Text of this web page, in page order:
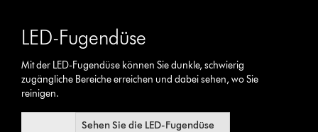
LED-Fugendüse
Mit der LED-Fugendüse können Sie dunkle, schwierig
zugängliche Bereiche erreichen und dabei sehen, wo Sie
reinigen.
Sehen Sie die LED-Fugendüse